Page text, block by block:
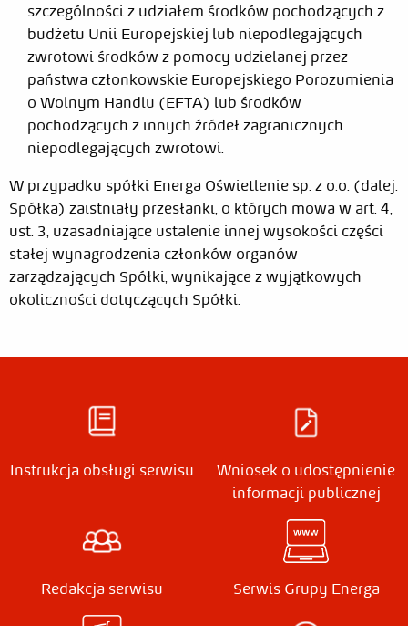
szczególności z udziałem środków pochodzących z
budżetu Unii Europejskiej lub niepodlegających
zwrotowi środków z pomocy udzielanej przez
państwa członkowskie Europejskiego Porozumienia
o Wolnym Handlu (EFTA) lub środków
pochodzących z innych źródeł zagranicznych
niepodlegających zwrotowi.
W przypadku spółki Energa Oświetlenie sp. z o.o. (dalej:
Spółka) zaistniały przesłanki, o których mowa w art. 4,
ust. 3, uzasadniające ustalenie innej wysokości części
stałej wynagrodzenia członków organów
zarządzających Spółki, wynikające z wyjątkowych
okoliczności dotyczących Spółki.
Irczuk
09-22
Publikacja od 2025-09-
Instrukcja obsługi serwisu
Wniosek o udostępnienie
informacji publicznej
Redakcja serwisu Serwis Grupy Energa